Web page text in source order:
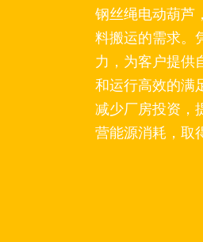
钢丝绳电动葫芦
料搬运的需求。
力，为客户提供
和运行高效的满
减少厂房投资，
营能源消耗，取